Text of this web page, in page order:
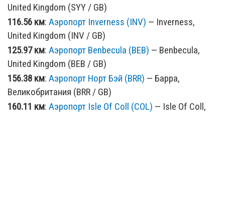
United Kingdom (SYY / GB)
116.56 км: Аэропорт Inverness (INV) — Inverness,
United Kingdom (INV / GB)
125.97 км: Аэропорт Benbecula (BEB) — Benbecula,
United Kingdom (BEB / GB)
156.38 км: Аэропорт Норт Бэй (BRR) — Барра,
Великобритания (BRR / GB)
160.11 км: Аэропорт Isle Of Coll (COL) — Isle Of Coll,